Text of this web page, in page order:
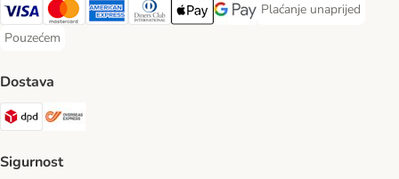
Visa Payment Method
MasterCard Payment Method
American Express Payment Method
Diners Club Payment Method
Payment MethodGoogle pay Payment Method
Plaćanje unaprijed
Plaćanje unaprijed
Pouzećem
Pouzećem Payment Method
Dostava
DPD Shipping Method
Sigurnost